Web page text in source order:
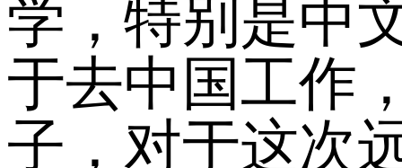
学，特别是中
于去中国工作
子，对于这次